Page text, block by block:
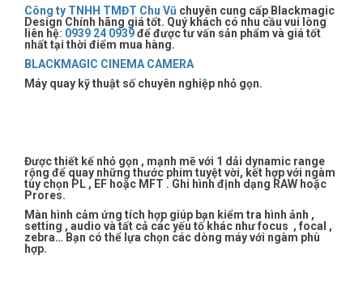
Công ty TNHH TMĐT Chu Vũ chuyên cung cấp Blackmagic
Design Chính hãng giá tốt. Quý khách có nhu cầu vui lòng
liên hệ: 0939 24 0939để được tư vấn sản phẩm và giá tốt
nhất tại thời điểm mua hàng.
BLACKMAGIC CINEMA CAMERA
Máy quay kỹ thuật số chuyên nghiệp nhỏ gọn.
Được thiết kế nhỏ gọn , mạnh mẽ với 1 dải dynamic range
rộng để quay những thước phim tuyệt vời, kết hợp với ngàm
tùy chọn PL , EF hoặc MFT . Ghi hình định dạng RAW hoặc
Prores.
Màn hình cảm ứng tích hợp giúp bạn kiểm tra hình ảnh ,
setting , audio và tất cả các yếu tố khác như focus , focal ,
zebra… Bạn có thể lựa chọn các dòng máy với ngàm phù
hợp.